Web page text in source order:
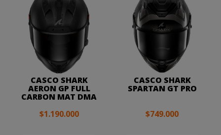
CASCO SHARK
AERON GP FULL
CARBON MAT DMA
$1.190.000
CASCO SHARK
SPARTAN GT PRO
$749.000